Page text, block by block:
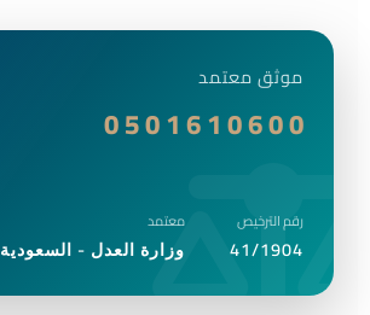
موثق معتمد
0 0 6 0 1 6 1 0 5 0
رقم الترخيص
41/1904
معتمد
وزارة العدل - السعودية